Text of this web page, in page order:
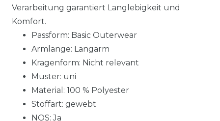
Verarbeitung garantiert Langlebigkeit und
Komfort.
Passform: Basic Outerwear
Armlänge: Langarm
Kragenform: Nicht relevant
Muster: uni
Material: 100 % Polyester
Stoffart: gewebt
NOS: Ja